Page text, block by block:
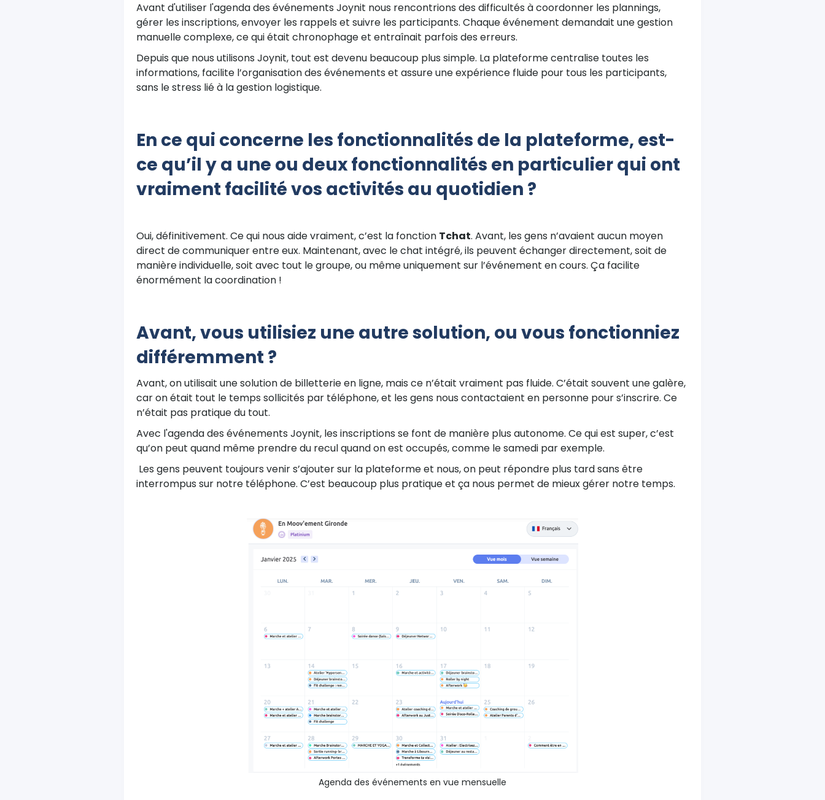
Avant d'utiliser l'agenda des événements Joynit nous rencontrions des difficultés à coordonner les plannings,
gérer les inscriptions, envoyer les rappels et suivre les participants. Chaque événement demandait une gestion
manuelle complexe, ce qui était chronophage et entraînait parfois des erreurs.
Depuis que nous utilisons Joynit, tout est devenu beaucoup plus simple. La plateforme centralise toutes les
informations, facilite l’organisation des événements et assure une expérience fluide pour tous les participants,
sans le stress lié à la gestion logistique.
En ce qui concerne les fonctionnalités de la plateforme, est-
ce qu’il y a une ou deux fonctionnalités en particulier qui ont
vraiment facilité vos activités au quotidien ?
Oui, définitivement. Ce qui nous aide vraiment, c’est la fonction Tchat. Avant, les gens n’avaient aucun moyen
direct de communiquer entre eux. Maintenant, avec le chat intégré, ils peuvent échanger directement, soit de
manière individuelle, soit avec tout le groupe, ou même uniquement sur l’événement en cours. Ça facilite
énormément la coordination !
Avant, vous utilisiez une autre solution, ou vous fonctionniez
différemment ?
Avant, on utilisait une solution de billetterie en ligne, mais ce n’était vraiment pas fluide. C’était souvent une galère,
car on était tout le temps sollicités par téléphone, et les gens nous contactaient en personne pour s’inscrire. Ce
n’était pas pratique du tout.
Avec l'agenda des événements Joynit, les inscriptions se font de manière plus autonome. Ce qui est super, c’est
qu’on peut quand même prendre du recul quand on est occupés, comme le samedi par exemple.
Les gens peuvent toujours venir s’ajouter sur la plateforme et nous, on peut répondre plus tard sans être
interrompus sur notre téléphone. C’est beaucoup plus pratique et ça nous permet de mieux gérer notre temps.
Agenda des événements en vue mensuelle